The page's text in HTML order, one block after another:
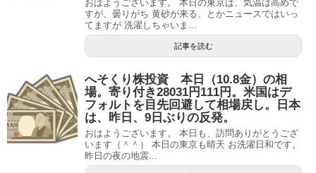
おはようございます。 本日の東京は、気温は高めで
すが、曇りがち 黄砂が来る、とかニュースではいっ
てますが 洗濯しちゃいま...
記事を読む
へそくり株投資 本日（10.8金）の相
場。寄り付き28031円111円。米国はデ
フォルトを目先回避して相場戻し。日本
は、昨日、9日ぶりの反発。
おはようございます。 本日も、訪問ありがとうござ
います（＾＾） 本日の東京も晴天 お洗濯日和です。
昨日の夜の地震...